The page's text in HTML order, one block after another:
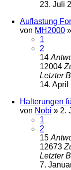
23. Juli
Auflastung
von MH2000 »
1
2
14
12004
Letzter
14. April
Halterungen
von Nobi » 2.
1
2
15
12673
Letzter
7.